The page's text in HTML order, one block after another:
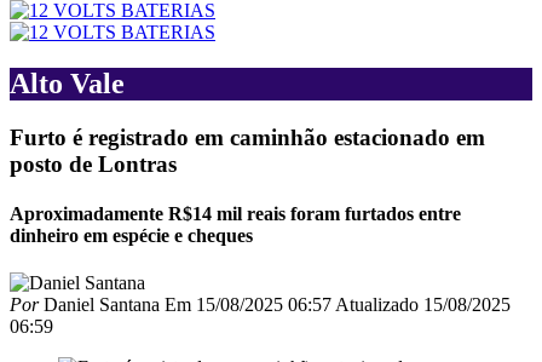
Alto Vale
Furto é registrado em caminhão estacionado em
posto de Lontras
Aproximadamente R$14 mil reais foram furtados entre
dinheiro em espécie e cheques
PorDaniel Santana Em 15/08/2025 06:57 Atualizado 15/08/2025
06:59